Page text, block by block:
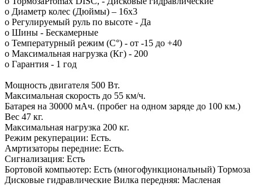
o Диаметр колес (Дюймы) – 16х3
o Регулируемый руль по высоте - Да
o Шины - Бескамерные
o Температурный режим (С°) - от -15 до +40
o Максимальная нагрузка (Кг) - 200
o Гарантия - 1 год
Мощность двигателя 500 Вт.
Максимальная скорость до 55 км/ч.
Батарея на 30000 мАч. (пробег на одном заряде до 100 км.)
Вес 47 кг.
Максимальная нагрузка 200 кг.
Режим рекуперации: Есть.
Амртизаторы передние: Есть.
Сигнализация: Есть
Бортовой компьютер: Есть (многофункциональный) Тормоза
Дисковые гидравлические Вилка передняя: Масленая